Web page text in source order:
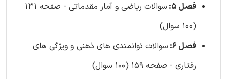
فصل 5:
سوالات ریاضی و آمار مقدماتی - صفحه 131
(100 سوال)
فصل 6:
سوالات توانمندی های ذهنی و ویژگی های
رفتاری - صفحه 159 (100 سوال)